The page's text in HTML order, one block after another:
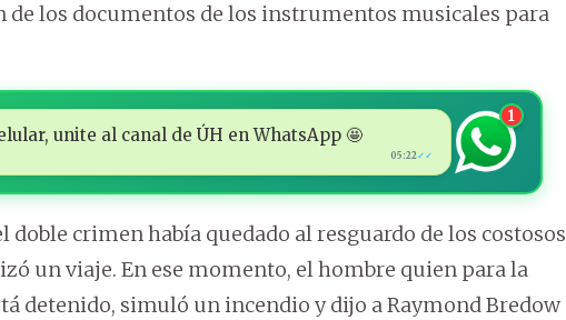
de los documentos de los instrumentos musicales para
unite al canal de ÚH en WhatsApp 🤩
05:22✓✓
1
crimen había quedado al resguardo de los costosos
un viaje. En ese momento, el hombre quien para la
detenido, simuló un incendio y dijo a Raymond Bredow